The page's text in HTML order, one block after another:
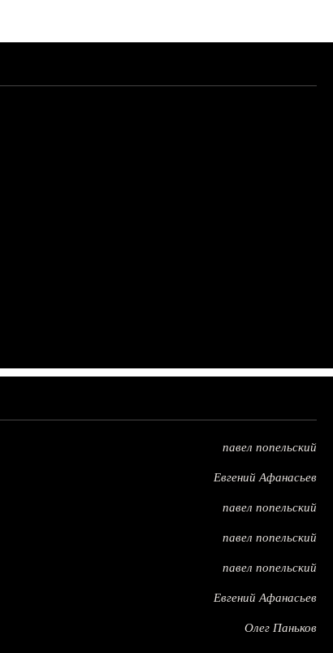
павел попельский
Евгений Афанасьев
павел попельский
павел попельский
павел попельский
Евгений Афанасьев
Олег Паньков